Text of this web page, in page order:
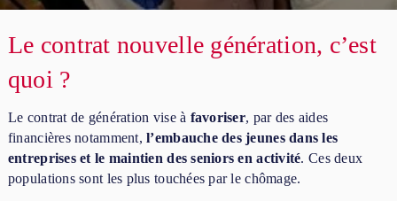
Le contrat nouvelle génération, c’est
quoi ?
Le contrat de génération vise à favoriser, par des aides
financières notamment,l’embauche des jeunes dans les
entreprises et le maintien des seniors en activité. Ces deux
populations sont les plus touchées par le chômage.